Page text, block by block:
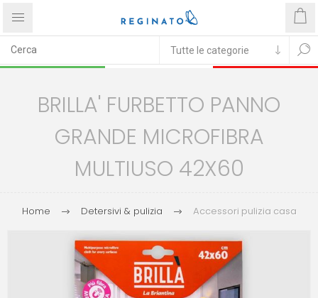
BRILLA' FURBETTO PANNO
GRANDE MICROFIBRA
MULTIUSO 42X60
Home Detersivi & pulizia Accessori pulizia casa